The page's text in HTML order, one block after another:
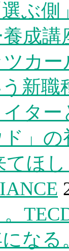
ぶ
成
カ
新職
ター
ド」
てほ
な